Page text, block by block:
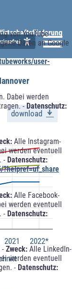
von YouTube-
Daten an Google
user-
Dabei werden
-Datenschutz:
Alle Instagram-
werden eventuell
- Datenschutz:
Alle Facebook-
werden eventuell
- Datenschutz:
- Zweck: Alle LinkedIn-
werden eventuell
- Datenschutz:
download
2021 2022*